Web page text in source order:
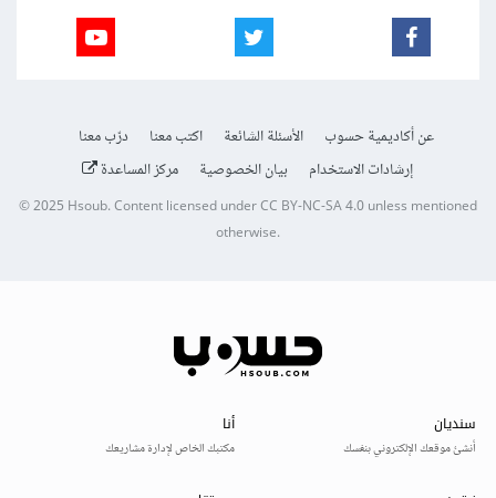
عن أكاديمية حسوب الأسئلة الشائعة اكتب معنا
درّب معنا
إرشادات الاستخدام
بيان الخصوصية مركز المساعدة
© 2025Hsoub.Content licensed underCC BY-NC-SA 4.0unless mentioned
otherwise.